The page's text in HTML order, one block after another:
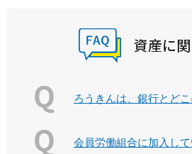
資産に
ろうきんは、銀行とど
会員労働組合に加入し